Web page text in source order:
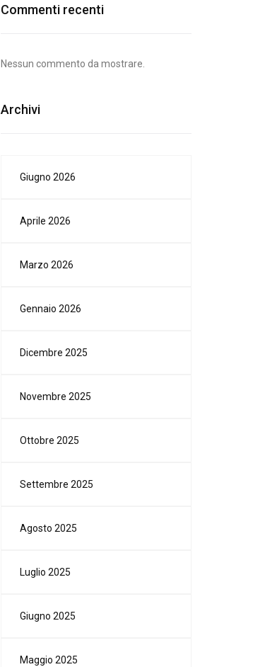
Commenti recenti
Nessun commento da mostrare.
Archivi
Giugno 2026
Aprile 2026
Marzo 2026
Gennaio 2026
Dicembre 2025
Novembre 2025
Ottobre 2025
Settembre 2025
Agosto 2025
Luglio 2025
Giugno 2025
Maggio 2025